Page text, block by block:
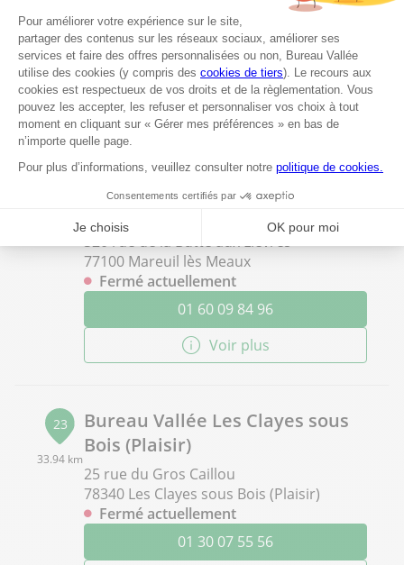
91700 Sainte Geneviève des Bois
Fermé actuellement
01 69 46 53 00
Voir plus
33.56 km
Bureau Vallée Mareuil les
320 rue de la Butte aux Lièvres
77100 Mareuil lès Meaux
Fermé actuellement
01 60 09 84 96
Voir plus
23
33.94 km
Bureau Vallée Les Clayes sous
Bois (Plaisir)
25 rue du Gros Caillou
78340 Les Clayes sous Bois (Plaisir)
Fermé actuellement
01 30 07 55 56